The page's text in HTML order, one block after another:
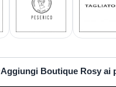
Aggiungi Boutique Rosy ai